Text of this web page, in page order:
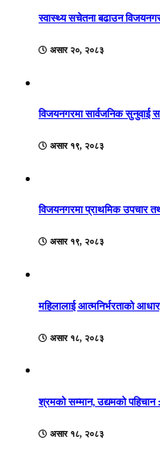
स्वास्थ्य सचेतना बढाउन
असार २०, २०८३
विजयनगरमा सार्वजनिक सुनुवाई
असार १९, २०८३
विजयनगरमा प्राथमिक उपचार
असार १९, २०८३
महिलालाई आत्मनिर्भरताको
असार १८, २०८३
श्रमको सम्मान, उद्यमको
असार १८, २०८३